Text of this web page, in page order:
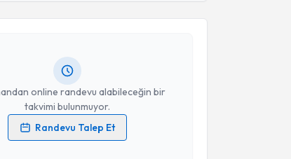
Takvim Talebini Gönder
online randevu alabileceğin bir
takvimi bulunmuyor.
Randevu Talep Et
Göçeriçin randevu takvimi talebi oluşturun.
randevu almanız için bir takvim
işlenmesine ilişkinAydınlatma Metni